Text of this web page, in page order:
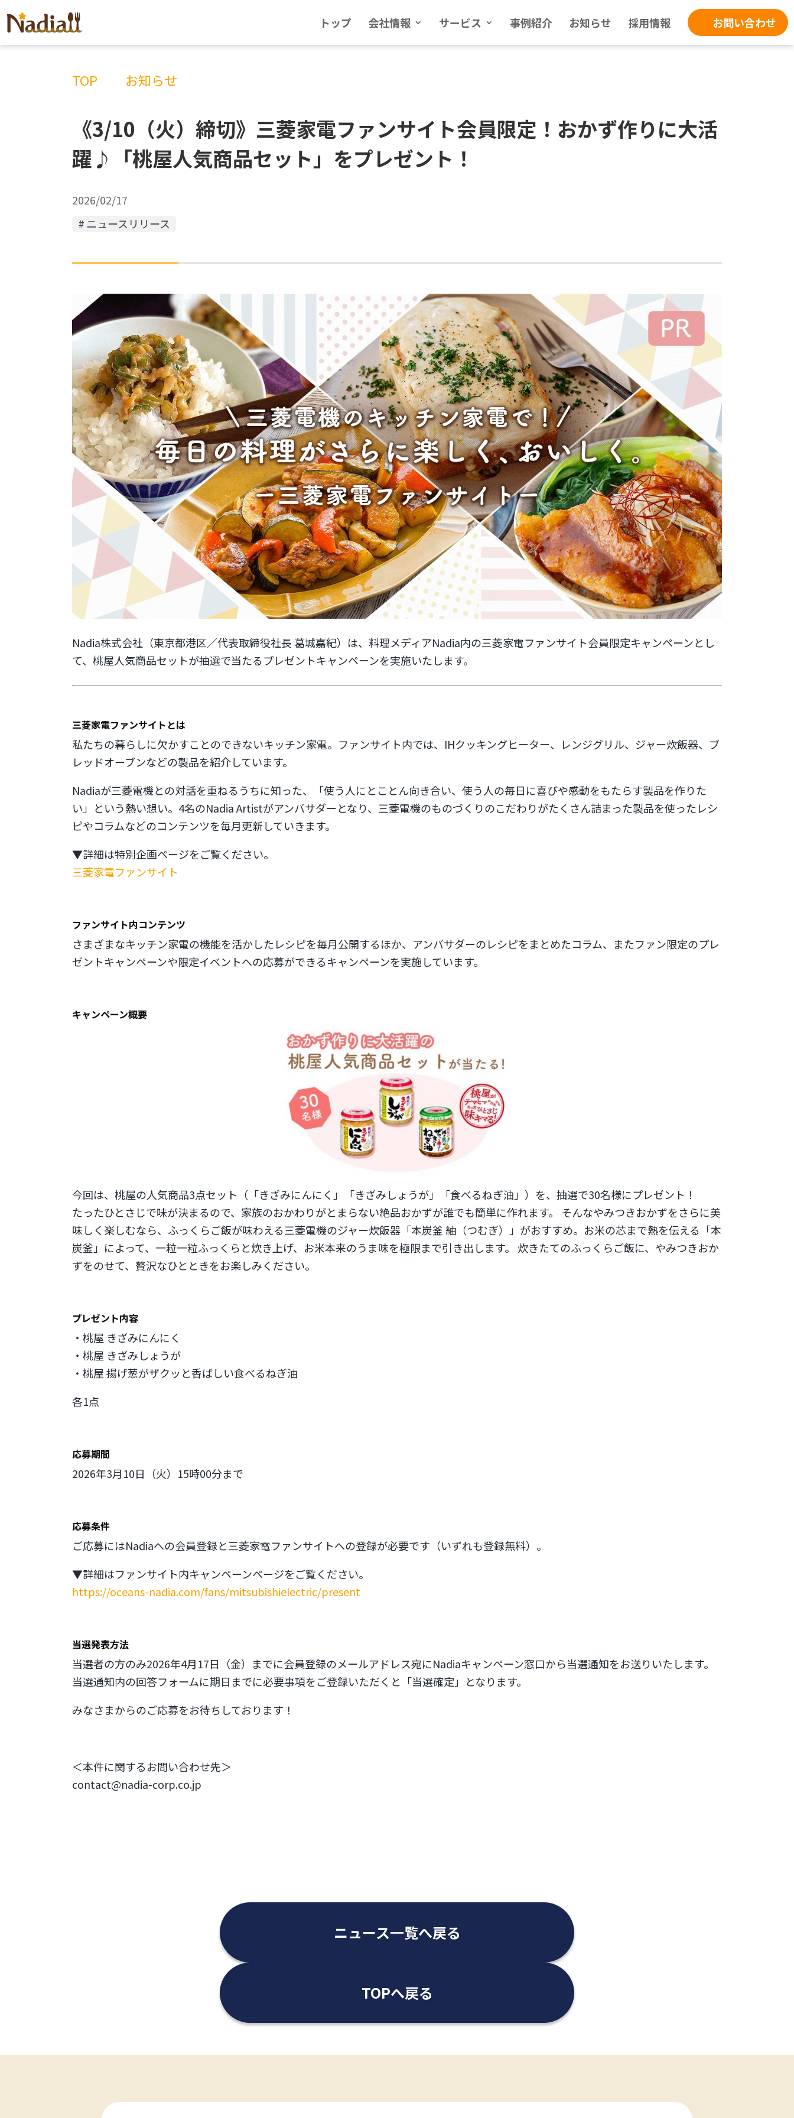
トップ 会社情報 サービス 事例紹介 お知らせ 採用情報 お問い合わせ
TOP お知らせ
《3/10（火）締切》三菱家電ファンサイト会員限定！おかず作りに大活
躍♪「桃屋人気商品セット」をプレゼント！
2026/02/17
ニュースリリース
Nadia株式会社（東京都港区／代表取締役社長 葛城嘉紀）は、料理メディアNadia内の三菱家電ファンサイト会員限定キャンペーンとし
て、桃屋人気商品セットが抽選で当たるプレゼントキャンペーンを実施いたします。
三菱家電ファンサイトとは
私たちの暮らしに欠かすことのできないキッチン家電。ファンサイト内では、IHクッキングヒーター、レンジグリル、ジャー炊飯器、ブ
レッドオーブンなどの製品を紹介しています。
Nadiaが三菱電機との対話を重ねるうちに知った、「使う人にとことん向き合い、使う人の毎日に喜びや感動をもたらす製品を作りた
い」という熱い想い。4名のNadia Artistがアンバサダーとなり、三菱電機のものづくりのこだわりがたくさん詰まった製品を使ったレシ
ピやコラムなどのコンテンツを毎月更新していきます。
▼詳細は特別企画ページをご覧ください。
三菱家電ファンサイト
ファンサイト内コンテンツ
さまざまなキッチン家電の機能を活かしたレシピを毎月公開するほか、アンバサダーのレシピをまとめたコラム、またファン限定のプレ
ゼントキャンペーンや限定イベントへの応募ができるキャンペーンを実施しています。
キャンペーン概要
今回は、桃屋の人気商品3点セット（「きざみにんにく」「きざみしょうが」「食べるねぎ油」）を、抽選で30名様にプレゼント！
たったひとさじで味が決まるので、家族のおかわりがとまらない絶品おかずが誰でも簡単に作れます。 そんなやみつきおかずをさらに美
味しく楽しむなら、ふっくらご飯が味わえる三菱電機のジャー炊飯器「本炭釜 紬（つむぎ）」がおすすめ。お米の芯まで熱を伝える「本
炭釜」によって、一粒一粒ふっくらと炊き上げ、お米本来のうま味を極限まで引き出します。 炊きたてのふっくらご飯に、やみつきおか
ずをのせて、贅沢なひとときをお楽しみください。
プレゼント内容
・桃屋 きざみにんにく
・桃屋 きざみしょうが
・桃屋 揚げ葱がザクッと香ばしい食べるねぎ油
各1点
応募期間
2026年3月10日（火）15時00分まで
応募条件
ご応募にはNadiaへの会員登録と三菱家電ファンサイトへの登録が必要です（いずれも登録無料）。
▼詳細はファンサイト内キャンペーンページをご覧ください。
https://oceans-nadia.com/fans/mitsubishielectric/present
当選発表方法
当選者の方のみ2026年4月17日（金）までに会員登録のメールアドレス宛にNadiaキャンペーン窓口から当選通知をお送りいたします。
当選通知内の回答フォームに期日までに必要事項をご登録いただくと「当選確定」となります。
みなさまからのご応募をお待ちしております！
＜本件に関するお問い合わせ先＞
contact@nadia-corp.co.jp
ニュース一覧へ戻る
TOPへ戻る